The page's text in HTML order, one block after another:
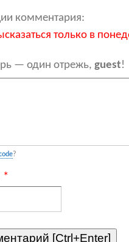
комментария:
только в
— один отрежь, guest!
?
*